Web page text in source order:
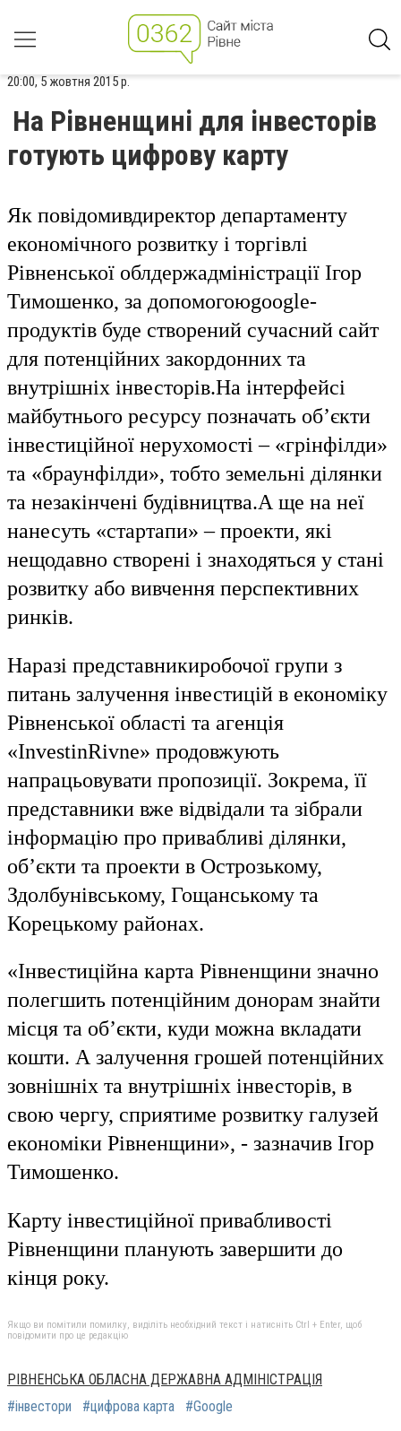
20:00, 5 жовтня 2015 р.
На Рівненщині для інвесторів
готують цифрову карту
Як повідомивдиректор департаменту
економічного розвитку і торгівлі
Рівненської облдержадміністрації Ігор
Тимошенко, за допомогоюgoogle-
продуктів буде створений сучасний сайт
для потенційних закордонних та
внутрішніх інвесторів.На інтерфейсі
майбутнього ресурсу позначать об’єкти
інвестиційної нерухомості – «грінфілди»
та «браунфілди», тобто земельні ділянки
та незакінчені будівництва.А ще на неї
нанесуть «стартапи» – проекти, які
нещодавно створені і знаходяться у стані
розвитку або вивчення перспективних
ринків.
Наразі представникиробочої групи з
питань залучення інвестицій в економіку
Рівненської області та агенція
«InvestinRivne» продовжують
напрацьовувати пропозиції. Зокрема, її
представники вже відвідали та зібрали
інформацію про привабливі ділянки,
об’єкти та проекти в Острозькому,
Здолбунівському, Гощанському та
Корецькому районах.
«Інвестиційна карта Рівненщини значно
полегшить потенційним донорам знайти
місця та об’єкти, куди можна вкладати
кошти. А залучення грошей потенційних
зовнішніх та внутрішніх інвесторів, в
свою чергу, сприятиме розвитку галузей
економіки Рівненщини», - зазначив Ігор
Тимошенко.
Карту інвестиційної привабливості
Рівненщини планують завершити до
кінця року.
Якщо ви помітили помилку, виділіть необхідний текст і натисніть Ctrl + Enter, щоб
повідомити про це редакцію
РІВНЕНСЬКА ОБЛАСНА ДЕРЖАВНА АДМІНІСТРАЦІЯ
#інвестори
#цифрова карта #Google